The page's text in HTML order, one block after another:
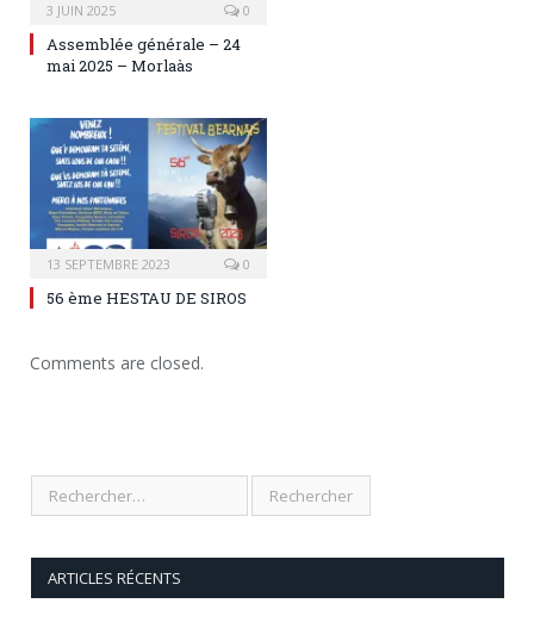
3 JUIN 2025 0
Assemblée générale – 24
mai 2025 – Morlaàs
13 SEPTEMBRE 2023 0
56 ème HESTAU DE SIROS
Comments are closed.
ARTICLES RÉCENTS